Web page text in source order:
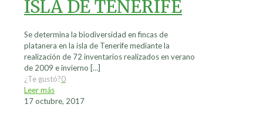
ISLA DE TENERIFE
Se determina la biodiversidad en fincas de
platanera en la isla de Tenerife mediante la
realización de 72 inventarios realizados en verano
de 2009 e invierno […]
¿Te gustó?0
Leer más
17 octubre, 2017